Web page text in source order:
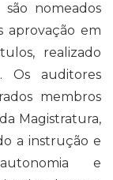
nomeados
aprovação em
realizado
Os auditores
membros
Magistratura,
a instrução e
e